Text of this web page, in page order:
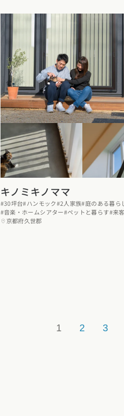
キノミキノママ
#30坪台#ハンモック#2人家族#庭のある暮ら
#音楽・ホームシアター#ペットと暮らす#来
京都府久世郡
1 2 3